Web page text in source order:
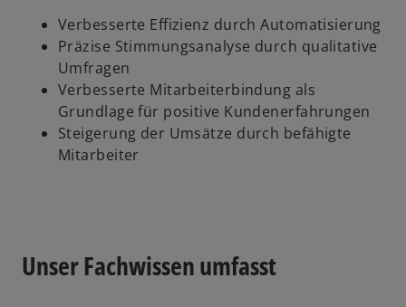
o
Verbesserte Effizienz durch Automatisierung
Präzise Stimmungsanalyse durch qualitative
Umfragen
Verbesserte Mitarbeiterbindung als
Grundlage für positive Kundenerfahrungen
Steigerung der Umsätze durch befähigte
Mitarbeiter
Unser Fachwissen umfasst